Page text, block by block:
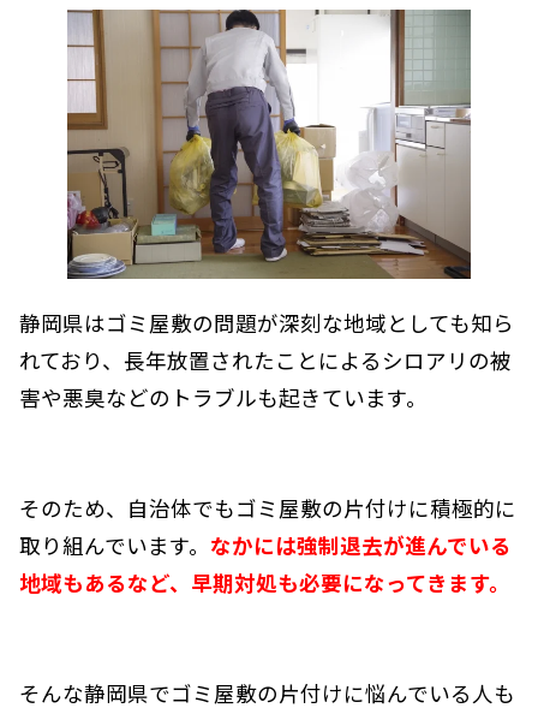
静岡県はゴミ屋敷の問題が深刻な地域としても知ら
れており、長年放置されたことによるシロアリの被
害や悪臭などのトラブルも起きています。
そのため、自治体でもゴミ屋敷の片付けに積極的に
取り組んでいます。 なかには強制退去が進んでいる
地域もあるなど、早期対処も必要になってきます。
そんな静岡県でゴミ屋敷の片付けに悩んでいる人も